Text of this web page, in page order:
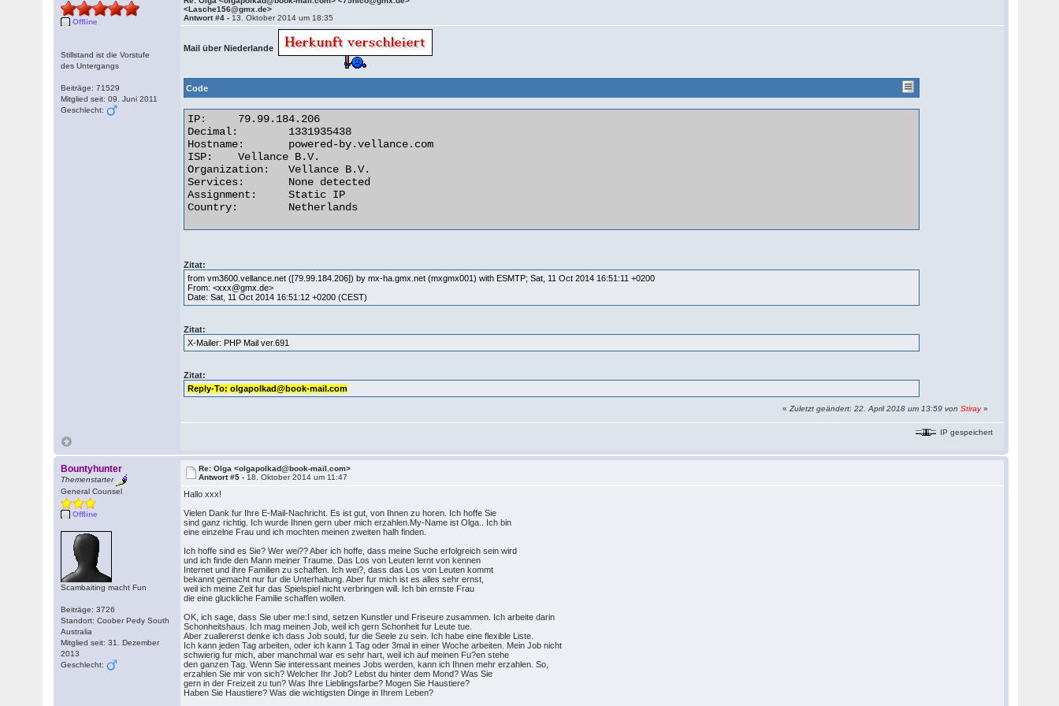
Offline
Stillstand ist die Vorstufe
des Untergangs
Beiträge: 71529
Mitglied seit: 09. Juni 2011
Geschlecht:
<Lasche156@gmx.de>
Antwort #4 - 13. Oktober 2014 um 18:35
Mail über Niederlande
Code
IP:	79.99.184.206
Decimal:	1331935438
Hostname:	powered-by.vellance.com
ISP:	Vellance B.V.
Organization:	Vellance B.V.
Services:	None detected
Assignment:	Static IP
Country:	Netherlands
Zitat:
from vm3600.vellance.net ([79.99.184.206]) by mx-ha.gmx.net (mxgmx001) with ESMTP; Sat, 11 Oct 2014 16:51:11 +0200
From: <xxx@gmx.de>
Date: Sat, 11 Oct 2014 16:51:12 +0200 (CEST)
Zitat:
X-Mailer: PHP Mail ver.691
Zitat:
Reply-To: olgapolkad@book-mail.com
«Zuletzt geändert: 22. April 2018 um 13:59 vonStiray»
IP gespeichert
Bountyhunter
Themenstarter
General Counsel
Offline
Scambaiting macht Fun
Beiträge: 3726
Standort: Coober Pedy South
Australia
Mitglied seit: 31. Dezember
2013
Geschlecht:
Re: Olga <olgapolkad@book-mail.com>
Antwort #5 - 18. Oktober 2014 um 11:47
Hallo xxx!
Vielen Dank fur Ihre E-Mail-Nachricht. Es ist gut, von Ihnen zu horen. Ich hoffe Sie
sind ganz richtig. Ich wurde Ihnen gern uber mich erzahlen.My-Name ist Olga.. Ich bin
eine einzelne Frau und ich mochten meinen zweiten halh finden.
Ich hoffe sind es Sie? Wer wei?? Aber ich hoffe, dass meine Suche erfolgreich sein wird
und ich finde den Mann meiner Traume. Das Los von Leuten lernt von kennen
Internet und ihre Familien zu schaffen. Ich wei?, dass das Los von Leuten kommt
bekannt gemacht nur fur die Unterhaltung. Aber fur mich ist es alles sehr ernst,
weil ich meine Zeit fur das Spielspiel nicht verbringen will. Ich bin ernste Frau
die eine gluckliche Familie schaffen wollen.
OK, ich sage, dass Sie uber me:I sind, setzen Kunstler und Friseure zusammen. Ich arbeite darin
Schonheitshaus. Ich mag meinen Job, weil ich gern Schonheit fur Leute tue.
Aber zuallererst denke ich dass Job sould, fur die Seele zu sein. Ich habe eine flexible Liste.
Ich kann jeden Tag arbeiten, oder ich kann 1 Tag oder 3mal in einer Woche arbeiten. Mein Job nicht
schwierig fur mich, aber manchmal war es sehr hart, weil ich auf meinen Fu?en stehe
den ganzen Tag. Wenn Sie interessant meines Jobs werden, kann ich Ihnen mehr erzahlen. So,
erzahlen Sie mir von sich? Welcher Ihr Job? Lebst du hinter dem Mond? Was Sie
gern in der Freizeit zu tun? Was Ihre Lieblingsfarbe? Mogen Sie Haustiere?
Haben Sie Haustiere? Was die wichtigsten Dinge in Ihrem Leben?